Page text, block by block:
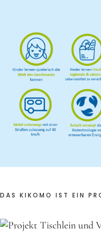
Frühlingsküche &
Werde
Outdoor
DAS KIKOMO IST EIN